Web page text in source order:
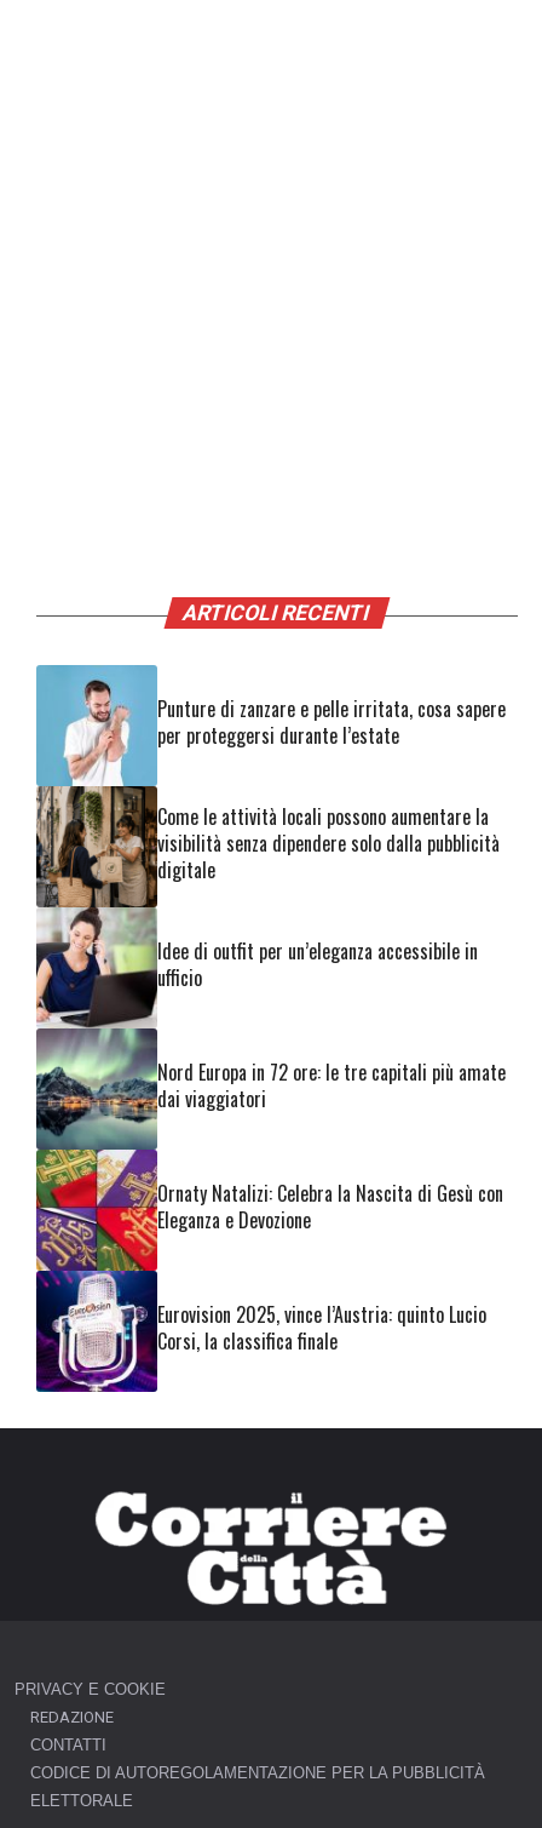
ARTICOLI RECENTI
Punture di zanzare e pelle irritata, cosa sapere
per proteggersi durante l’estate
Come le attività locali possono aumentare la
visibilità senza dipendere solo dalla pubblicità
digitale
Idee di outfit per un’eleganza accessibile in
ufficio
Nord Europa in 72 ore: le tre capitali più amate
dai viaggiatori
Ornaty Natalizi: Celebra la Nascita di Gesù con
Eleganza e Devozione
Eurovision 2025, vince l’Austria: quinto Lucio
Corsi, la classifica finale
PRIVACY E COOKIE
REDAZIONE
CONTATTI
CODICE DI AUTOREGOLAMENTAZIONE PER LA PUBBLICITÀ
ELETTORALE